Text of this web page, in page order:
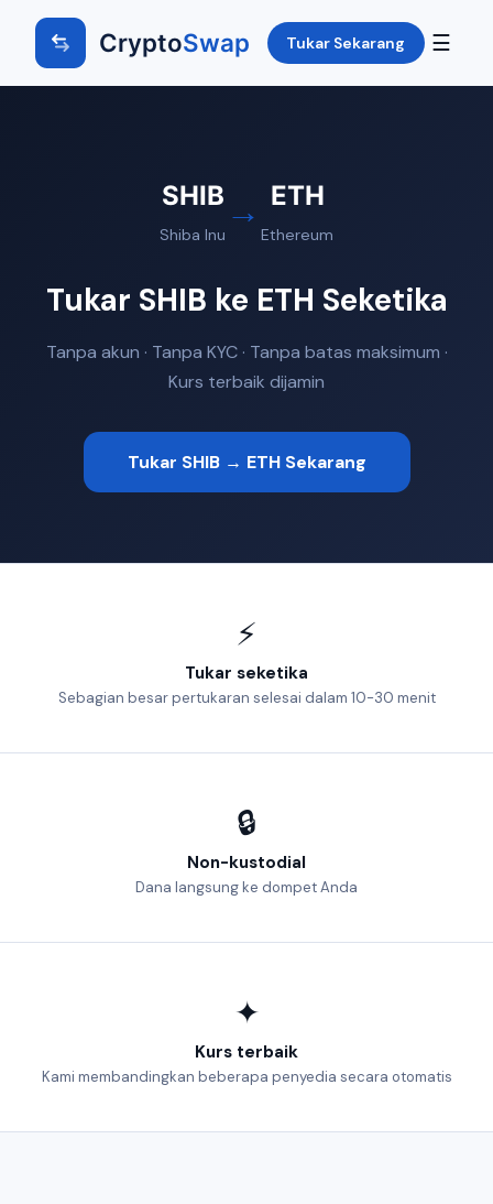
CryptoSwap Tukar Sekarang ☰
SHIB
Shiba Inu
→ ETH
Ethereum
Tukar SHIB ke ETH Seketika
Tanpa akun · Tanpa KYC · Tanpa batas maksimum ·
Kurs terbaik dijamin
Tukar SHIB → ETH Sekarang
⚡
Tukar seketika
Sebagian besar pertukaran selesai dalam 10-30 menit
🔒
Non-kustodial
Dana langsung ke dompet Anda
✦
Kurs terbaik
Kami membandingkan beberapa penyedia secara otomatis